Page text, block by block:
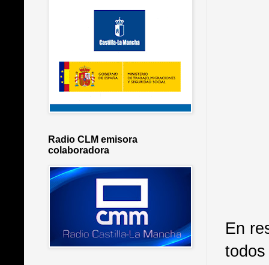
En
Radio CLM emisora
colaboradora